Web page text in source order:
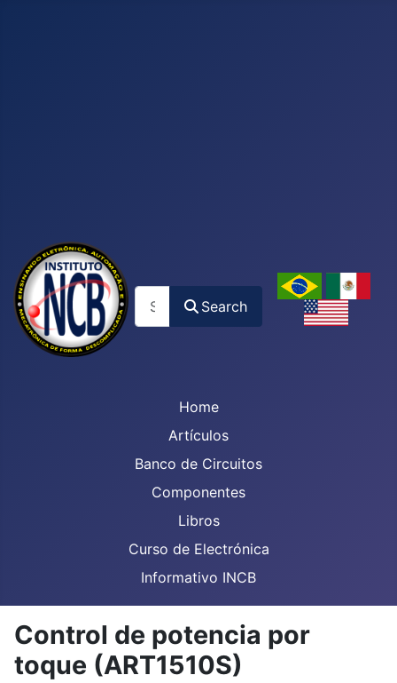
Search
Home
Artículos
Banco de Circuitos
Componentes
Libros
Curso de Electrónica
Informativo INCB
Control de potencia por
toque (ART1510S)